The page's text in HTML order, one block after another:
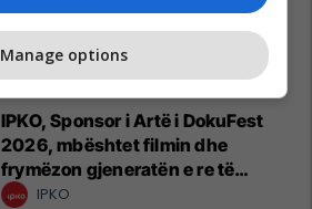
IPKO, Sponsor i Artë i DokuFest
2026, mbështet filmin dhe
frymëzon gjeneratën e re të
krijuesve
IPKO
Manage options